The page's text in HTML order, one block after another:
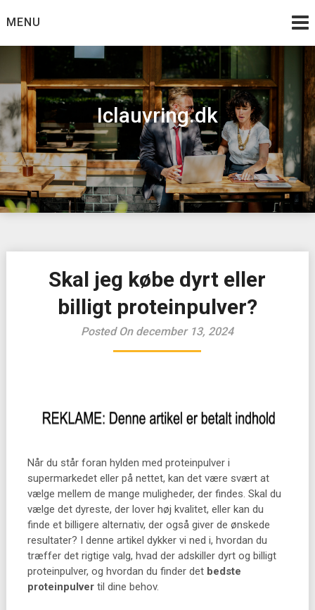
toMENU
Iclauvring.dk
Skal jeg købe dyrt eller
billigt proteinpulver?
Posted On december 13, 2024
Når du står foran hylden med proteinpulver i
supermarkedet eller på nettet, kan det være svært at
vælge mellem de mange muligheder, der findes. Skal du
vælge det dyreste, der lover høj kvalitet, eller kan du
finde et billigere alternativ, der også giver de ønskede
resultater? I denne artikel dykker vi ned i, hvordan du
træffer det rigtige valg, hvad der adskiller dyrt og billigt
proteinpulver, og hvordan du finder det bedste
proteinpulvertil dine behov.